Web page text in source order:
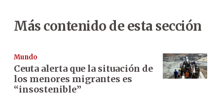
Más contenido de esta sección
Mundo
Ceuta alerta que la situación de
los menores migrantes es
“insostenible”